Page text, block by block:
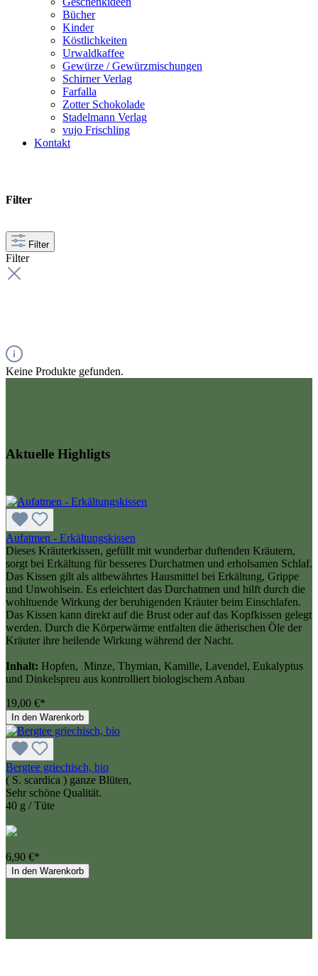
Bücher
Kinder
Köstlichkeiten
Urwaldkaffee
Gewürze / Gewürzmischungen
Schirner Verlag
Farfalla
Zotter Schokolade
Stadelmann Verlag
vujo Frischling
Kontakt
Filter
Filter
Filter
Keine Produkte gefunden.
Aktuelle Highligts
Aufatmen - Erkältungskissen
Dieses Kräuterkissen, gefüllt mit wunderbar duftenden Kräutern,
sorgt bei Erkältung für besseres Durchatmen und erholsamen Schlaf.
Das Kissen gilt als altbewährtes Hausmittel bei Erkältung, Grippe
und Unwohlsein. Es erleichtert das Durchatmen und hilft durch die
wohltuende Wirkung der beruhigenden Kräuter beim Einschlafen.
Das Kissen kann direkt auf die Brust oder auf das Kopfkissen gelegt
werden. Durch die Körperwärme entfalten die ätherischen Öle der
Kräuter ihre heilende Wirkung während der Nacht.
Inhalt: Hopfen, Minze, Thymian, Kamille, Lavendel, Eukalyptus
und Dinkelspreu aus kontrolliert biologischem Anbau
19,00 €*
In den Warenkorb
Bergtee griechisch, bio
( S. scardica ) ganze Blüten,
Sehr schöne Qualität.
40 g / Tüte
6,90 €*
In den Warenkorb